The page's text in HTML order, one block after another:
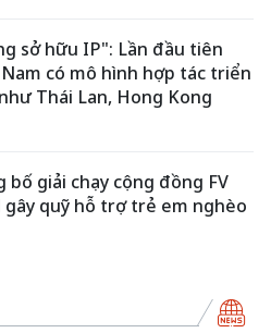
sở hữu IP": Lần đầu tiên
có mô hình hợp tác triển
Thái Lan, Hong Kong
bố giải chạy cộng đồng FV
gây quỹ hỗ trợ trẻ em nghèo